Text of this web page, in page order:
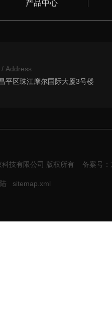
产品中心
/ Address
平区珠江摩尔国际大厦3号楼
科技有限公司 版权所有 备案号
sitemap.xml